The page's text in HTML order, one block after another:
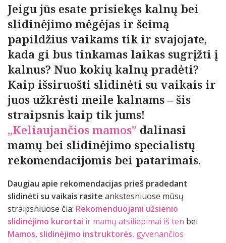
Jeigu jūs esate prisiekęs kalnų bei
slidinėjimo mėgėjas ir šeimą
papildžius vaikams tik ir svajojate,
kada gi bus tinkamas laikas sugrįžti į
kalnus? Nuo kokių kalnų pradėti?
Kaip išsiruošti slidinėti su vaikais ir
juos užkrėsti meile kalnams – šis
straipsnis kaip tik jums!
„Keliaujančios mamos” dalinasi
mamų bei slidinėjimo specialistų
rekomendacijomis bei patarimais.
Daugiau apie rekomendacijas prieš pradedant
slidinėti su vaikais rasite ankstesniuose mūsų
straipsniuose čia: Rekomenduojami užsienio
slidinėjimo kurortai ir mamų atsiliepimai iš ten bei
Mamos, slidinėjimo instruktorės, gyvenančios